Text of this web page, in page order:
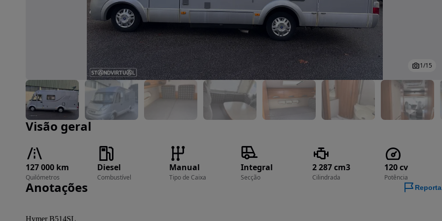
Imagem 1 de 15
1/15
Visão geral
127 000 km
Quilómetros
Diesel
Combustível
Manual
Tipo de Caixa
Integral
Secção
2 287 cm3
Cilindrada
120 cv
Potência
Anotações
Hymer B514SL